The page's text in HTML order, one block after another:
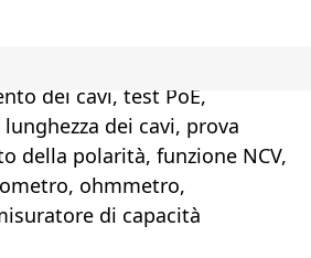
dei cavi, test PoE,
dei cavi, prova
della polarità, funzione NCV,
ohmmetro,
di capacità